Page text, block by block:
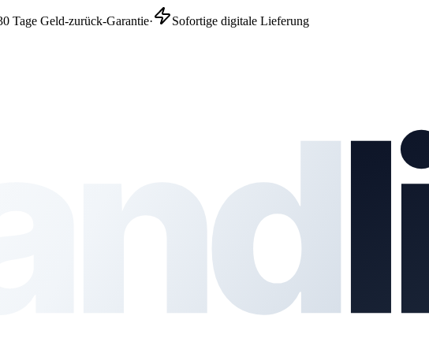
Tage Geld-zurück-Garantie·
Sofortige digitale Lieferung